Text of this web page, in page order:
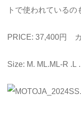
トで使われているの
PRICE: 37,400円
Size: M. ML.ML-R .L